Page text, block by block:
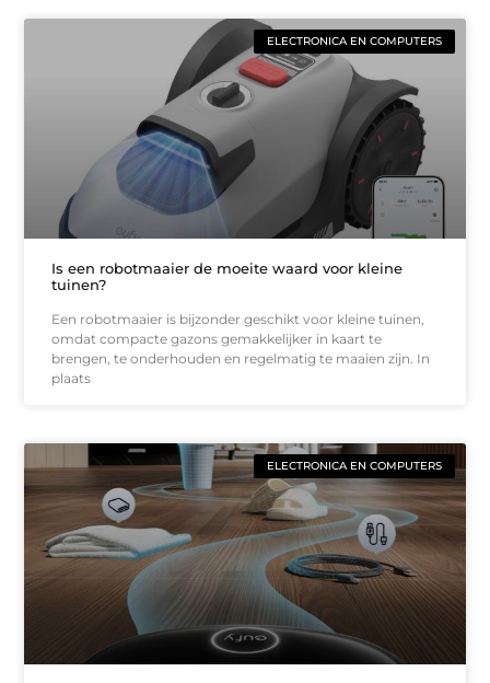
ELECTRONICA EN COMPUTERS
Is een robotmaaier de moeite waard voor kleine
tuinen?
Een robotmaaier is bijzonder geschikt voor kleine tuinen,
omdat compacte gazons gemakkelijker in kaart te
brengen, te onderhouden en regelmatig te maaien zijn. In
plaats
ELECTRONICA EN COMPUTERS